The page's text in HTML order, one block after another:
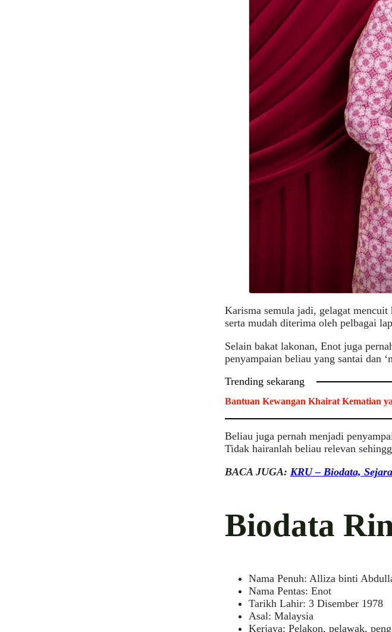
Karisma semula jadi, gelagat
serta mudah diterima oleh pelbagai
Selain bakat lakonan, Enot juga
penyampaian beliau yang santai dan
Trending sekarang
Bantuan Kewangan Khairat Kematian
Beliau juga pernah menjadi
Tidak hairanlah beliau relevan
BACA JUGA: KRU – Biodata,
Biodata
Nama Penuh: Alliza binti
Nama Pentas: Enot
Tarikh Lahir: 3 Disember 1978
Asal: Malaysia
Kerjaya: Pelakon, pelawak,